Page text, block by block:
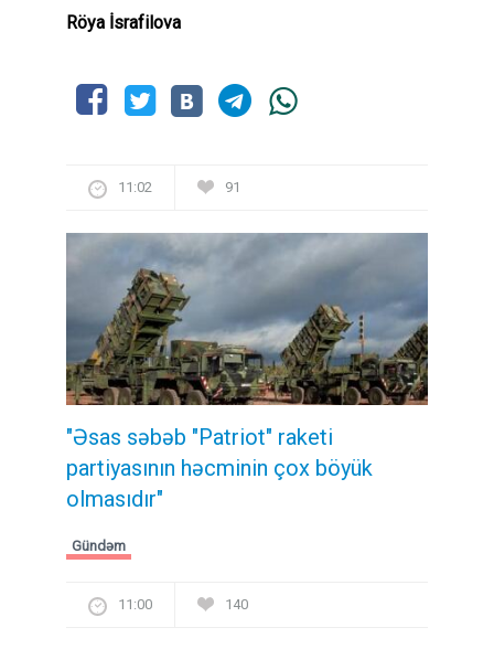
Röya İsrafilova
11:02 91
"Əsas səbəb "Patriot" raketi
partiyasının həcminin çox böyük
olmasıdır"
Gündəm
11:00 140